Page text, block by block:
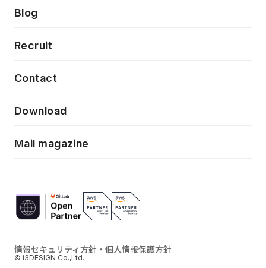
モダナイゼーション
特徴量エンジニアリングと生成AI
フロントエンド開発
Press release
News
Event/Seminer
Blog
Recruit
Contact
Download
Mail magazine
情報セキュリティ方針・個人情報保護方針
© i3DESIGN Co.,Ltd.